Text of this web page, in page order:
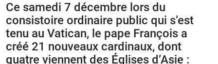
Ce samedi 7 décembre lors du
consistoire ordinaire public qui s’est
tenu au Vatican, le pape François a
créé 21 nouveaux cardinaux, dont
quatre viennent des Églises d’Asie :